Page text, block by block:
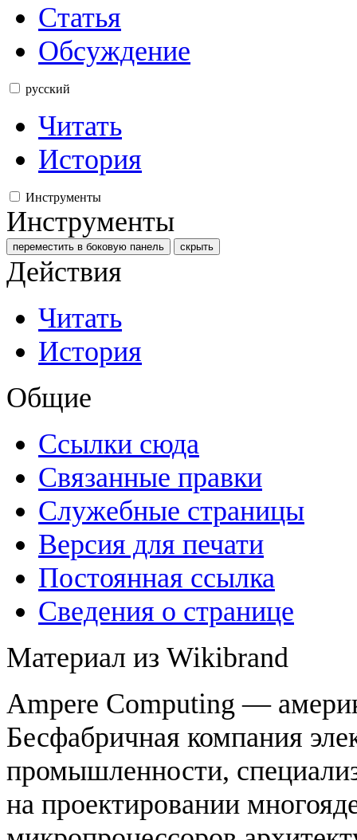
Статья
Обсуждение
русский
Читать
История
Инструменты
Инструменты
переместить в боковую панель скрыть
Действия
Читать
История
Общие
Ссылки сюда
Связанные правки
Служебные страницы
Версия для печати
Постоянная ссылка
Сведения о странице
Материал из Wikibrand
Ampere Computing —
Бесфабричная компания
промышленности,
на проектировании